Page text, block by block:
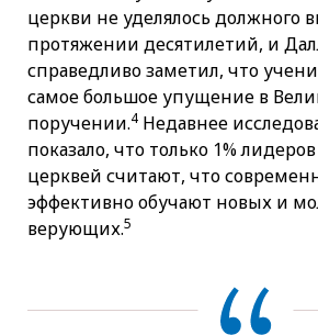
церкви не уделялось должного
протяжении десятилетий, и
справедливо заметил, что
самое большое упущение в
поручении.4 Недавнее
показало, что только 1%
церквей считают, что
эффективно обучают новых и
верующих.5